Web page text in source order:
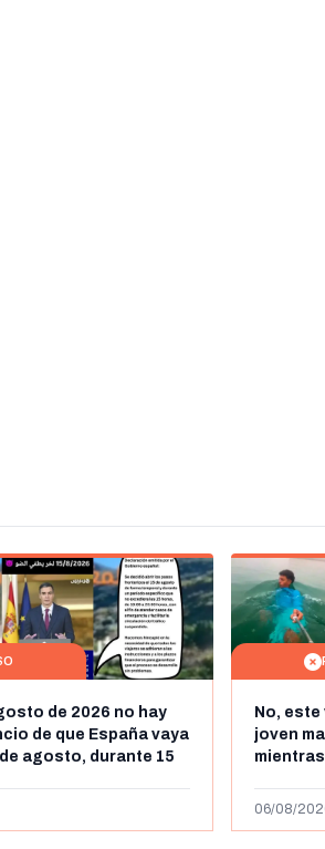
de 2026 no hay
de que España vaya
agosto, durante 15
No,
joven
más de
06/08/